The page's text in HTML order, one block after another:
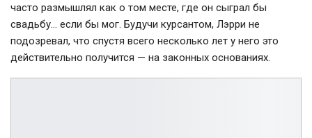
часто размышлял как о том месте, где он сыграл бы
свадьбу… если бы мог. Будучи курсантом, Лэрри не
подозревал, что спустя всего несколько лет у него это
действительно получится — на законных основаниях.